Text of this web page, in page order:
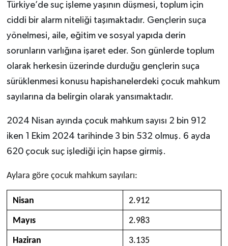
Türkiye’de suç işleme yaşının düşmesi, toplum için
ciddi bir alarm niteliği taşımaktadır. Gençlerin suça
yönelmesi, aile, eğitim ve sosyal yapıda derin
sorunların varlığına işaret eder. Son günlerde toplum
olarak herkesin üzerinde durduğu gençlerin suça
sürüklenmesi konusu hapishanelerdeki çocuk mahkum
sayılarına da belirgin olarak yansımaktadır.
2024 Nisan ayında çocuk mahkum sayısı 2 bin 912
iken 1 Ekim 2024 tarihinde 3 bin 532 olmuş. 6 ayda
620 çocuk suç işlediği için hapse girmiş.
Aylara göre çocuk mahkum sayıları:
Nisan 2.912
Mayıs 2.983
Haziran 3.135